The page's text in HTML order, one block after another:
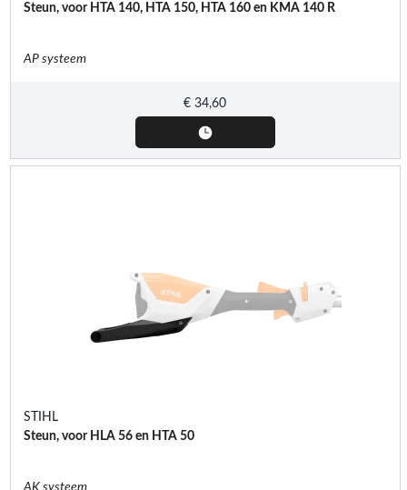
Steun, voor HTA 140, HTA 150, HTA 160 en KMA 140 R
AP systeem
€ 34,60
STIHL
Steun, voor HLA 56 en HTA 50
AK systeem